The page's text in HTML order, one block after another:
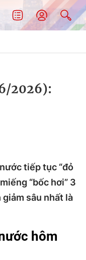
2026):
tiếp tục “đỏ
“bốc hơi” 3
sâu nhất là
hôm